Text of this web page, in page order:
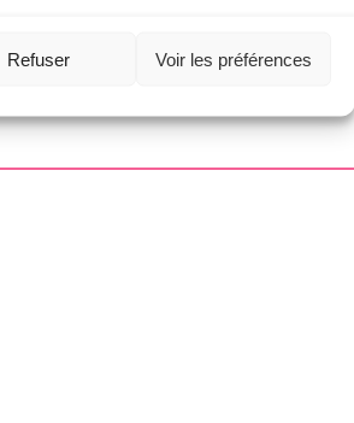
Refuser Voir les préférences
– ACTE II : les mesures